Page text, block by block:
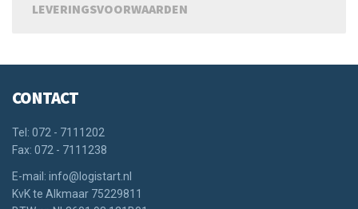
LEVERINGSVOORWAARDEN
CONTACT
Tel: 072 - 7111202
Fax: 072 - 7111238
E-mail: info@logistart.nl
KvK te Alkmaar 75229811